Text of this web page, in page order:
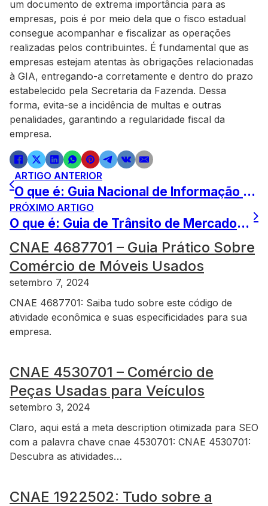
um documento de extrema importância para as
empresas, pois é por meio dela que o fisco estadual
consegue acompanhar e fiscalizar as operações
realizadas pelos contribuintes. É fundamental que as
empresas estejam atentas às obrigações relacionadas
à GIA, entregando-a corretamente e dentro do prazo
estabelecido pela Secretaria da Fazenda. Dessa
forma, evita-se a incidência de multas e outras
penalidades, garantindo a regularidade fiscal da
empresa.
ARTIGO ANTERIOR
O que é: Guia Nacional de Informação e Apuração do ICMS Substituição Tributária (GIA-ST)
PRÓXIMO ARTIGO
O que é: Guia de Trânsito de Mercadorias
CNAE 4687701 – Guia Prático Sobre
Comércio de Móveis Usados
setembro 7, 2024
CNAE 4687701: Saiba tudo sobre este código de
atividade econômica e suas especificidades para sua
empresa.
CNAE 4530701 – Comércio de
Peças Usadas para Veículos
setembro 3, 2024
Claro, aqui está a meta description otimizada para SEO
com a palavra chave cnae 4530701: CNAE 4530701:
Descubra as atividades…
CNAE 1922502: Tudo sobre a